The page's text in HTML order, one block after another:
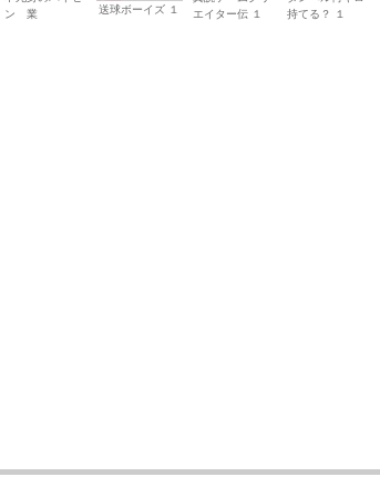
ン 業
送球ボーイズ １
エイター伝 １
持てる？ １